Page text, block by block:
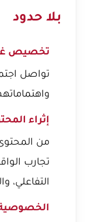
بلا حدود
تخصيص
تواصل
إثراء
من
تجارب
التفاعلي،
الخصوصية